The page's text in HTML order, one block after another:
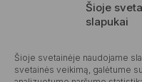
Šioje
slapukai
Šioje svetainėje naudojame
svetainės veikimą, galėtume
Kalvaitė